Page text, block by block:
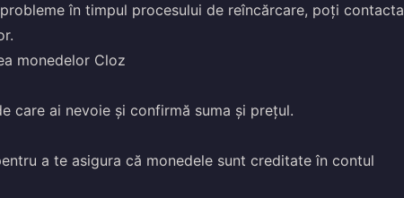
în timpul procesului de reîncărcare, poți contacta
monedelor Cloz
care ai nevoie și confirmă suma și prețul.
a te asigura că monedele sunt creditate în contul